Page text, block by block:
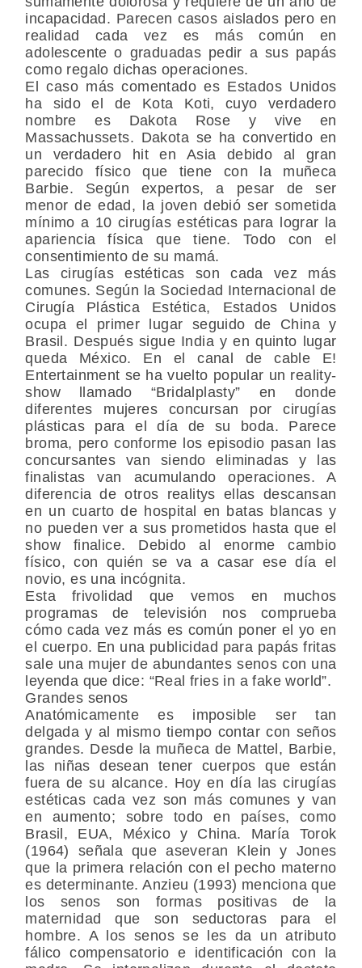
incapacidad. Parecen casos aislados pero en
realidad cada vez es más común en
adolescente o graduadas pedir a sus papás
como regalo dichas operaciones.
El caso más comentado es Estados Unidos
ha sido el de Kota Koti, cuyo verdadero
nombre es Dakota Rose y vive en
Massachussets. Dakota se ha convertido en
un verdadero hit en Asia debido al gran
parecido físico que tiene con la muñeca
Barbie. Según expertos, a pesar de ser
menor de edad, la joven debió ser sometida
mínimo a 10 cirugías estéticas para lograr la
apariencia física que tiene. Todo con el
consentimiento de su mamá.
Las cirugías estéticas son cada vez más
comunes. Según la Sociedad Internacional de
Cirugía Plástica Estética, Estados Unidos
ocupa el primer lugar seguido de China y
Brasil. Después sigue India y en quinto lugar
queda México. En el canal de cable E!
Entertainment se ha vuelto popular un reality-
show llamado “Bridalplasty” en donde
diferentes mujeres concursan por cirugías
plásticas para el día de su boda. Parece
broma, pero conforme los episodio pasan las
concursantes van siendo eliminadas y las
finalistas van acumulando operaciones. A
diferencia de otros realitys ellas descansan
en un cuarto de hospital en batas blancas y
no pueden ver a sus prometidos hasta que el
show finalice. Debido al enorme cambio
físico, con quién se va a casar ese día el
novio, es una incógnita.
Esta frivolidad que vemos en muchos
programas de televisión nos comprueba
cómo cada vez más es común poner el yo en
el cuerpo. En una publicidad para papás fritas
sale una mujer de abundantes senos con una
leyenda que dice: “Real fries in a fake world”.
Grandes senos
Anatómicamente es imposible ser tan
delgada y al mismo tiempo contar con seños
grandes. Desde la muñeca de Mattel, Barbie,
las niñas desean tener cuerpos que están
fuera de su alcance. Hoy en día las cirugías
estéticas cada vez son más comunes y van
en aumento; sobre todo en países, como
Brasil, EUA, México y China. María Torok
(1964) señala que aseveran Klein y Jones
que la primera relación con el pecho materno
es determinante. Anzieu (1993) menciona que
los senos son formas positivas de la
maternidad que son seductoras para el
hombre. A los senos se les da un atributo
fálico compensatorio e identificación con la